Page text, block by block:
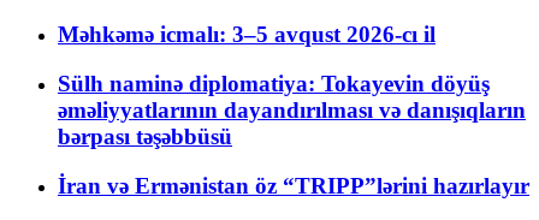
Məhkəmə icmalı: 3–5 avqust 2026-cı il
Sülh naminə diplomatiya: Tokayevin döyüş
əməliyyatlarının dayandırılması və danışıqların
bərpası təşəbbüsü
İran və Ermənistan öz “TRIPP”lərini hazırlayır